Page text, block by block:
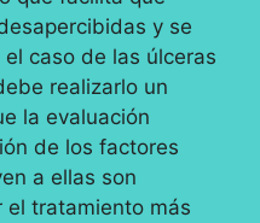
y se
caso de las úlceras
realizarlo un
la evaluación
de los factores
a ellas son
el tratamiento más